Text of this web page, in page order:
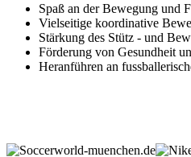
Spaß an der Bewegung und
Vielseitige koordinative
Stärkung des Stütz - und
Förderung von Gesundheit
Heranführen an